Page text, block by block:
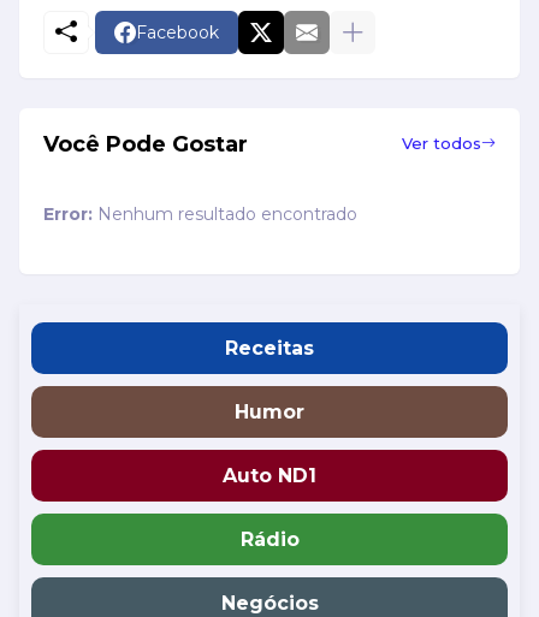
Facebook
Você Pode Gostar Ver todos
Error: Nenhum resultado encontrado
Receitas
Humor
Auto ND1
Rádio
Negócios